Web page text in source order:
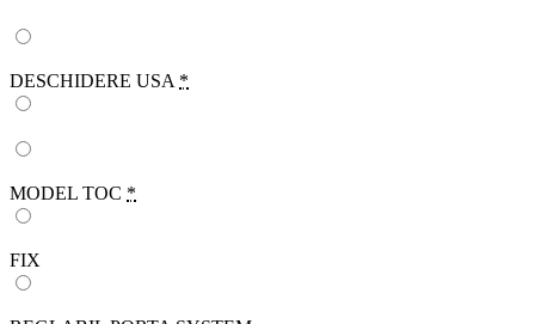
DESCHIDERE USA *
MODEL TOC *
FIX